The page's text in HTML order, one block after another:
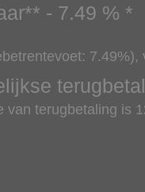
** - 7.49 % *
7.49%),
van terugbetaling is